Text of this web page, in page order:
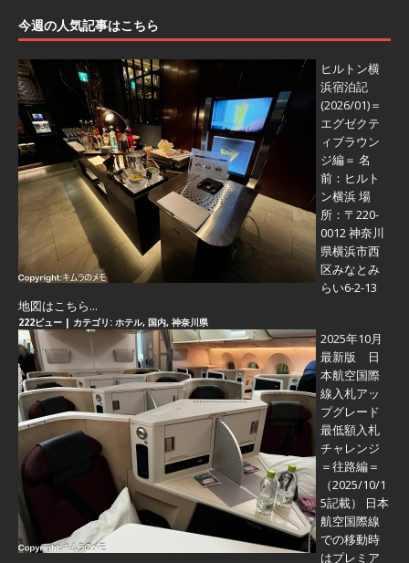
今週の人気記事はこちら
ヒルトン横
浜宿泊記
(2026/01)＝
エグゼクテ
ィブラウン
ジ編＝ 名
前：ヒルト
ン横浜 場
所：〒220-
0012 神奈川
県横浜市西
区みなとみ
らい6-2-13
地図はこちら...
222ビュー | カテゴリ: ホテル, 国内, 神奈川県
2025年10月
最新版 日
本航空国際
線入札アッ
プグレード
最低額入札
チャレンジ
＝往路編＝
（2025/10/1
5記載） 日本
航空国際線
での移動時
はプレミア